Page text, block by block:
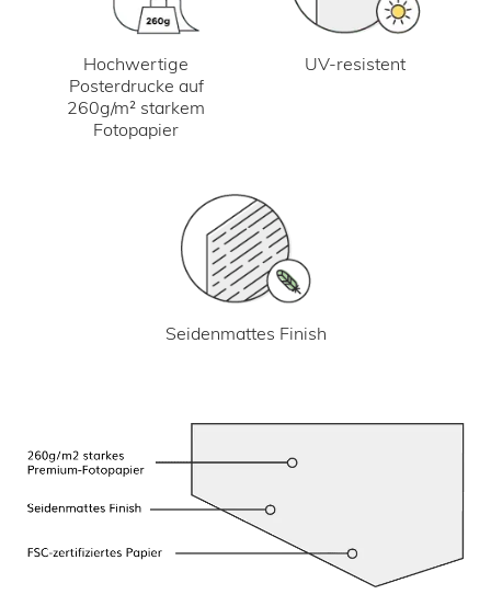
Hochwertige
Posterdrucke auf
260g/m² starkem
Fotopapier
UV-resistent
Seidenmattes Finish